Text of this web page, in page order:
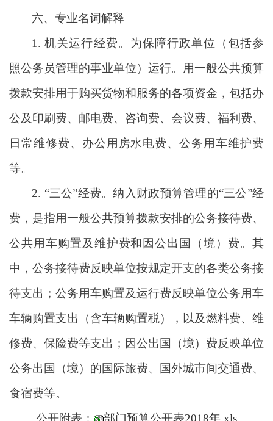
六、专业名词解释
1. 机关运行经费。为保障行政单位（包括参
照公务员管理的事业单位）运行。用一般公共预算
拨款安排用于购买货物和服务的各项资金，包括办
公及印刷费、邮电费、咨询费、会议费、福利费、
日常维修费、办公用房水电费、公务用车维护费
等。
2. “三公”经费。纳入财政预算管理的“三公”经
费，是指用一般公共预算拨款安排的公务接待费、
公共用车购置及维护费和因公出国（境）费。其
中，公务接待费反映单位按规定开支的各类公务接
待支出；公务用车购置及运行费反映单位公务用车
车辆购置支出（含车辆购置税），以及燃料费、维
修费、保险费等支出；因公出国（境）费反映单位
公务出国（境）的国际旅费、国外城市间交通费、
食宿费等。
公开附表：
部门预算公开表2018年.xls